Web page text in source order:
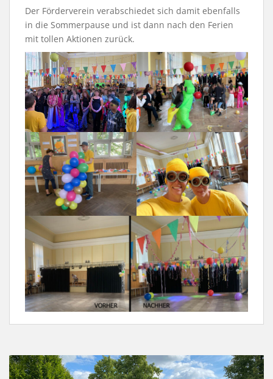
Der Förderverein verabschiedet sich damit ebenfalls
in die Sommerpause und ist dann nach den Ferien
mit tollen Aktionen zurück.